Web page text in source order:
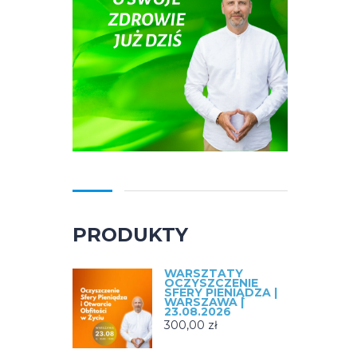
PRODUKTY
WARSZTATY
OCZYSZCZENIE
SFERY PIENIĄDZA |
WARSZAWA |
23.08.2026
300,00 zł